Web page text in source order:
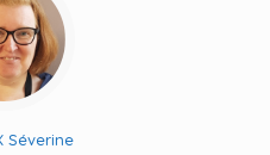
Séverine